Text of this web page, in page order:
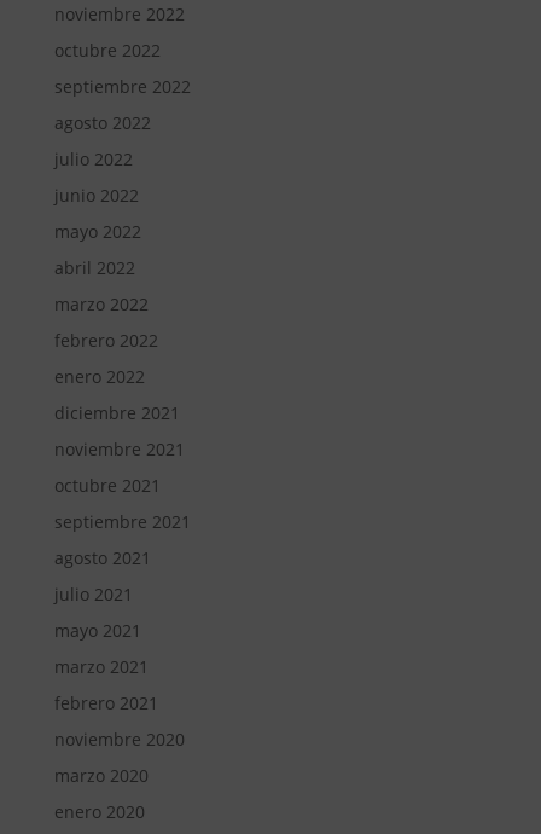
noviembre 2022
octubre 2022
septiembre 2022
agosto 2022
julio 2022
junio 2022
mayo 2022
abril 2022
marzo 2022
febrero 2022
enero 2022
diciembre 2021
noviembre 2021
octubre 2021
septiembre 2021
agosto 2021
julio 2021
mayo 2021
marzo 2021
febrero 2021
noviembre 2020
marzo 2020
enero 2020